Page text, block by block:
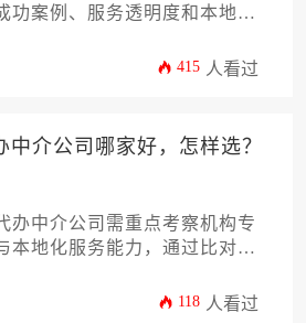
功案例、服务透明度和本地化
415 人看过
介公司哪家好，怎样选？
办中介公司需重点考察机构专
本地化服务能力，通过比对企
选匹配度高的正规代办机构。
118 人看过